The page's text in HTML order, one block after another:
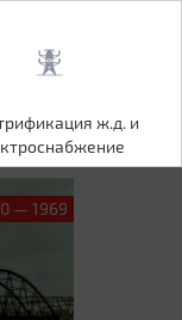
ж.д. и
ж.д. и
— 1969